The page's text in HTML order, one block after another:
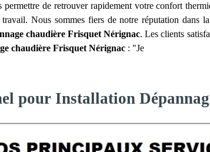
de retrouver rapidement votre confort
Nous sommes fiers de notre réputation dans
chaudière Frisquet Nérignac. Les clients
chaudière Frisquet Nérignac : "Je
pour Installation